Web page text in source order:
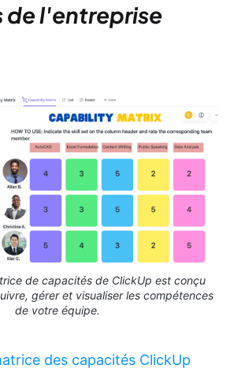
de l'entreprise
de capacités de ClickUp est conçu
gérer et visualiser les compétences
de votre équipe.
des capacités ClickUp